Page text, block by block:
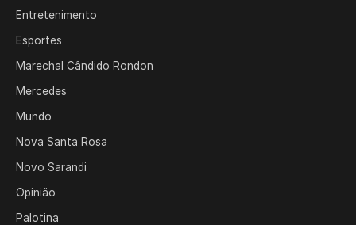
Entretenimento
Esportes
Marechal Cândido Rondon
Mercedes
Mundo
Nova Santa Rosa
Novo Sarandi
Opinião
Palotina